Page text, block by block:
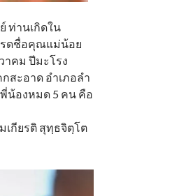
ท่านเกิดใน
ดชื่อคุณแม่น้อย
าคม ปีมะโรง
สะอาด อำเภอลำ
น้องหมด 5 คน คือ
กียรติ สุทฺธจิตฺโต